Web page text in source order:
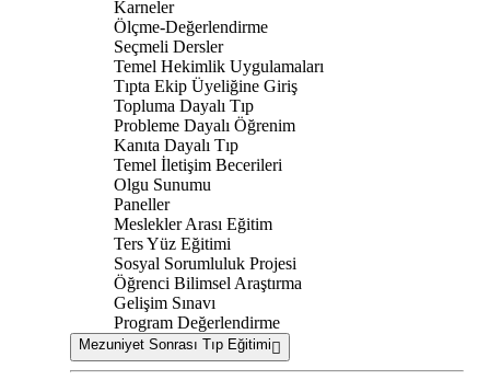
Karneler
Ölçme-Değerlendirme
Seçmeli Dersler
Temel Hekimlik Uygulamaları
Tıpta Ekip Üyeliğine Giriş
Topluma Dayalı Tıp
Probleme Dayalı Öğrenim
Kanıta Dayalı Tıp
Temel İletişim Becerileri
Olgu Sunumu
Paneller
Meslekler Arası Eğitim
Ters Yüz Eğitimi
Sosyal Sorumluluk Projesi
Öğrenci Bilimsel Araştırma
Gelişim Sınavı
Program Değerlendirme
Mezuniyet Sonrası Tıp Eğitimi